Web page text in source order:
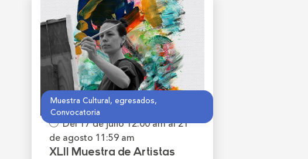
Muestra Cultural, egresados,
Convocatoria
Del 17 de julio12:00 amal 21
de agosto 11:59 am
XLII Muestra de Artistas